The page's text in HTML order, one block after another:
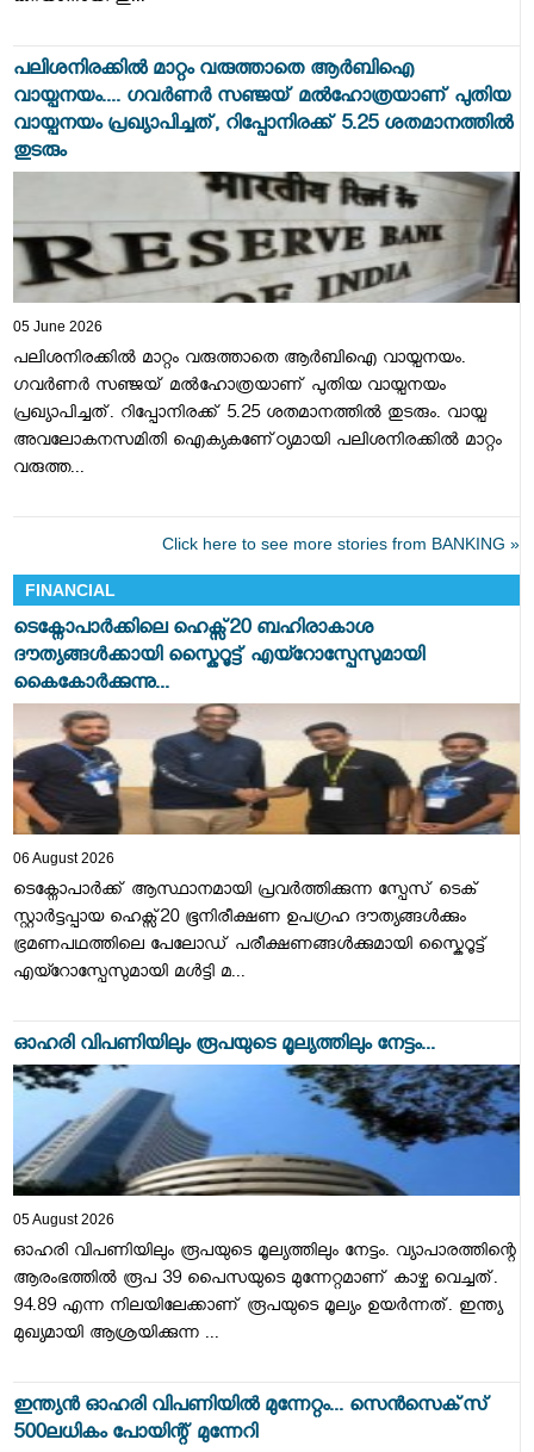
പലിശനിരക്കിൽ മാറ്റം വരുത്താതെ ആർബിഐ
വായ്പനയം.... ഗവർണർ സഞ്ജയ് മൽഹോത്രയാണ് പുതിയ
വായ്പനയം പ്രഖ്യാപിച്ചത്, റിപ്പോനിരക്ക് 5.25 ശതമാനത്തിൽ
തുടരും
05 June 2026
പലിശനിരക്കിൽ മാറ്റം വരുത്താതെ ആർബിഐ വായ്പനയം.
ഗവർണർ സഞ്ജയ് മൽഹോത്രയാണ് പുതിയ വായ്പനയം
പ്രഖ്യാപിച്ചത്. റിപ്പോനിരക്ക് 5.25 ശതമാനത്തിൽ തുടരും. വായ്പ
അവലോകനസമിതി ഐക്യകണേ്ഠ്യമായി പലിശനിരക്കിൽ മാറ്റം
വരുത്ത...
Click here to see more stories from BANKING »
FINANCIAL
ടെക്നോപാര്‍ക്കിലെ ഹെക്സ്20 ബഹിരാകാശ
ദൗത്യങ്ങള്‍ക്കായി സ്കൈറൂട്ട് എയ്റോസ്പേസുമായി
കൈകോര്‍ക്കുന്നു...
06 August 2026
ടെക്നോപാര്‍ക്ക് ആസ്ഥാനമായി പ്രവര്‍ത്തിക്കുന്ന സ്പേസ് ടെക്
സ്റ്റാര്‍ട്ടപ്പായ ഹെക്സ്20 ഭൂനിരീക്ഷണ ഉപഗ്രഹ ദൗത്യങ്ങള്‍ക്കും
ഭ്രമണപഥത്തിലെ പേലോഡ് പരീക്ഷണങ്ങള്‍ക്കുമായി സ്കൈറൂട്ട്
എയ്റോസ്പേസുമായി മള്‍ട്ടി മ...
ഓഹരി വിപണിയിലും രൂപയുടെ മൂല്യത്തിലും നേട്ടം...
05 August 2026
ഓഹരി വിപണിയിലും രൂപയുടെ മൂല്യത്തിലും നേട്ടം. വ്യാപാരത്തിന്റെ
ആരംഭത്തില്‍ രൂപ 39 പൈസയുടെ മുന്നേറ്റമാണ് കാഴ്ച വെച്ചത്.
94.89 എന്ന നിലയിലേക്കാണ് രൂപയുടെ മൂല്യം ഉയര്‍ന്നത്. ഇന്ത്യ
മുഖ്യമായി ആശ്രയിക്കുന്ന ...
ഇന്ത്യന്‍ ഓഹരി വിപണിയില്‍ മുന്നേറ്റം... സെന്‍സെക്‌സ്
500ലധികം പോയിന്റ് മുന്നേറി